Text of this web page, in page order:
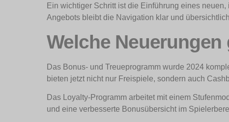
Ein wichtiger Schritt ist die Einführung eines
Angebots bleibt die Navigation klar und
Welche
Das Bonus- und Treueprogramm wurde 2024
bieten jetzt nicht nur Freispiele, sondern auch
Das Loyalty-Programm arbeitet mit einem
und eine verbesserte Bonusübersicht im